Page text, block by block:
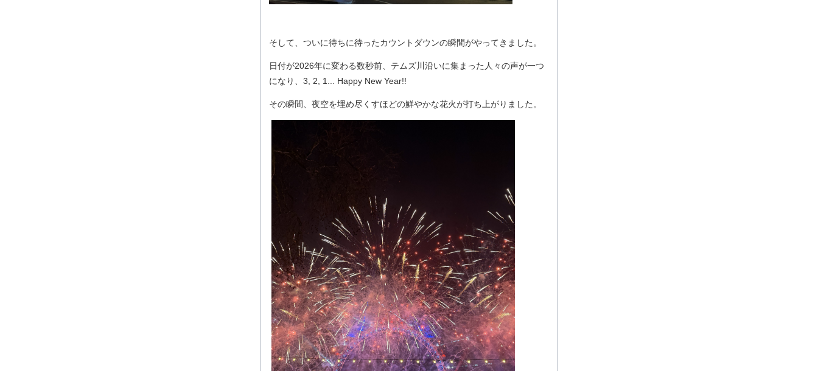
そして、ついに待ちに待ったカウントダウンの瞬間がやってきました。
日付が2026年に変わる数秒前、テムズ川沿いに集まった人々の声が一つ
になり、3, 2, 1... Happy New Year!!
その瞬間、夜空を埋め尽くすほどの鮮やかな花火が打ち上がりました。